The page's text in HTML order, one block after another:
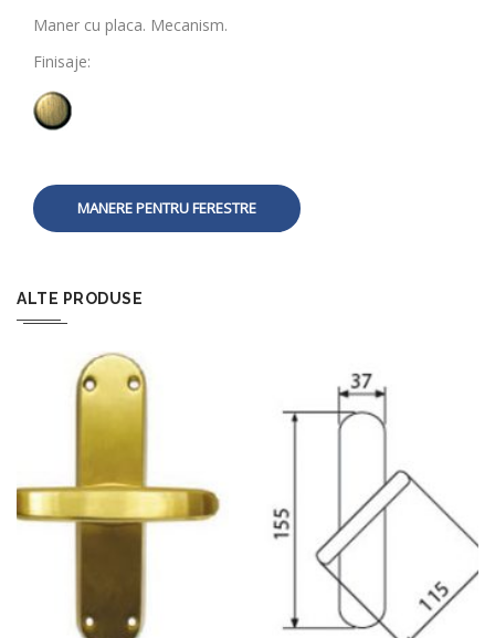
Maner cu placa. Mecanism.
Finisaje:
MANERE PENTRU FERESTRE
ALTE PRODUSE